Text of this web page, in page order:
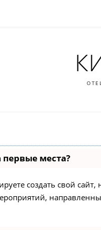
первые места?
создать свой